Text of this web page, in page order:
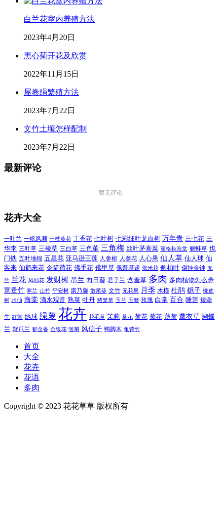
白兰花室内养殖方法
2023年4月20日
黑心菊开花及欣赏
2022年11月15日
屋卷绢繁殖方法
2023年7月22日
文竹土壤怎样配制
2023年7月22日
最新评论
暂无评论
花卉大全
一叶兰 一帆风顺 一枝黄花 丁香花 七叶树 七彩细叶龙血树 万年青 三七花 三
华李 三叶草 三棱草 三白草 三色堇 三角梅 丝叶茅膏菜 丽格秋海棠 丽蚌草 也
门铁 五叶地锦 五星花 亚马逊王莲 人参榕 人参花 人心果 仙人掌 仙人球 仙
客来 仙鹤来花 令箭荷花 佛手花 佛甲草 佩普基诺 依米花 侧柏叶 倒挂金钟 兜
兰 兰花 凤仙花 发财树 吊兰 向日葵 君子兰 含羞草 多肉 多肉植物怎么养
富贵竹 寒兰 山竹 平安树 康乃馨 散尾葵 文竹 无花果 月季 木槿 杜鹃 栀子 橡皮
树 水仙 海棠 滴水观音 熟菜 牡丹 猪笼草 玉兰 玉簪 玫瑰 白掌 百合 睡莲 矮牵
牛 红掌 绣球 绿萝 花卉 花毛茛 茉莉 茶花 荷花 菊花 薄荷 薰衣草 蝴蝶
兰 蟹爪兰 郁金香 金银花 雏菊 风信子 鸭脚木 龟背竹
首页
大全
花卉
花语
多肉
Copyright © 2023 花花草草 版权所有